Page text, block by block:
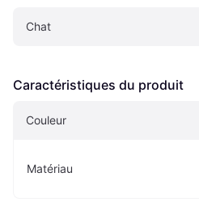
Chat
Caractéristiques du produit
Couleur
Matériau